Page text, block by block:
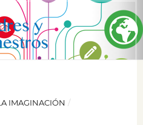
IMAGINACIÓN /